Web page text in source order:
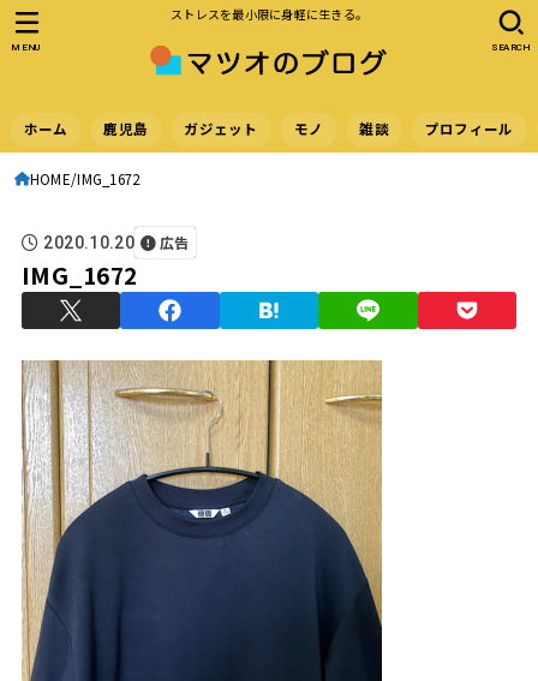
ストレスを最小限に身軽に生きる。
ホーム 鹿児島 ガジェット モノ 雑談 プロフィール
SEARCH
MENU
HOME IMG_1672
2020.10.20 広告
IMG_1672